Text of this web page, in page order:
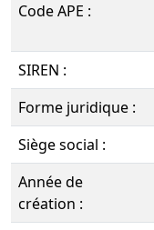
Code APE :
SIREN :
Forme juridique :
Siège social :
Année de
création :